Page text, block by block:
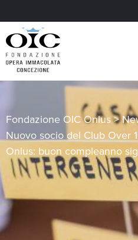
Fondazione OIC Onlus>
Nuovo socio del Club Over
Onlus: buon compleanno